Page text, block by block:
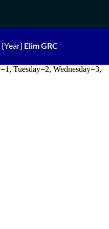
{Year} Elim GRC
Tuesday=2, Wednesday=3,